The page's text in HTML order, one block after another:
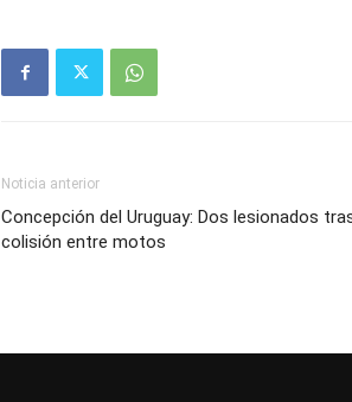
Noticia anterior
Concepción del Uruguay: Dos lesionados
colisión entre motos